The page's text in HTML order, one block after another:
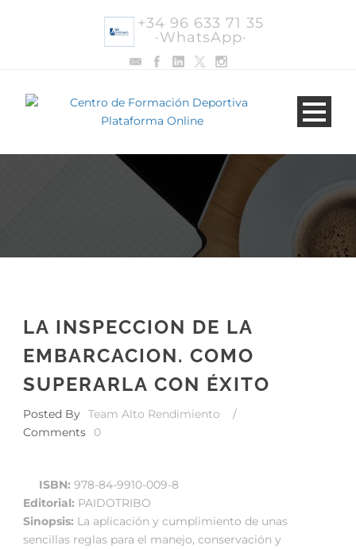
+34 96 633 71 35
·WhatsApp·
LA INSPECCION DE LA
EMBARCACION. COMO
SUPERARLA CON ÉXITO
Posted By Team Alto Rendimiento
/
Comments
0
ISBN: 978-84-9910-009-8
Editorial: PAIDOTRIBO
Sinopsis: La aplicación y cumplimiento de unas
sencillas reglas para el manejo, conservación y